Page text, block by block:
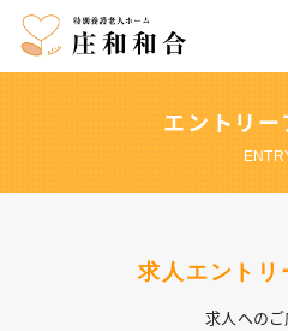
エントリー
求人エント
求人への